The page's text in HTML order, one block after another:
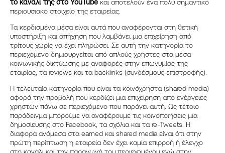
το κανάλι της στο YouTube και αποτελούν ένα πολύ σημαντικό
περιουσιακό στοιχείο της εταιρείας.
Τα κερδισμένα μέσα είναι αυτά που αναφέρονται στη θετική
υποστήριξη και απήχηση που λαμβάνει μια επιχείρηση από
τρίτους χωρίς να έχει πληρώσει. Σε αυτή την κατηγορία το
περιεχόμενο δημιουργείται από απλούς χρήστες στα μέσα
κοινωνικής δικτύωσης με αναφορές στην επωνυμίας της
εταιρίας, τα reviews και τα backlinks (συνδέσμους επιστροφής).
H τελευταία κατηγορία που είναι τα κοινόχρηστα (shared media)
αφορά την προβολή που κερδίζει μια επιχείρηση από ενέργειες
χρηστών πάνω σε περιεχόμενο που παράγει αυτή. Ως τέτοιο
παράδειγμα μπορούμε να αναφέρουμε τις κοινοποιήσεις μια
δημοσίευσης στο Facebook, τα σχόλια και τα re-Tweets. Η
διαφορά ανάμεσα στα earned και shared media είναι ότι στην
πρώτη περίπτωση η εταιρεία δεν έχει καμία επιρροή ή έλεγχο